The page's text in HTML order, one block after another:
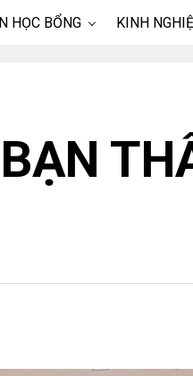
HỌC BỔNG KINH